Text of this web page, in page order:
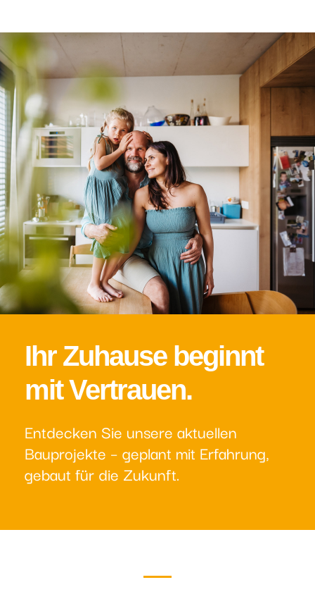
Ihr Zuhause beginnt
mit Vertrauen.
Entdecken Sie unsere aktuellen
Bauprojekte – geplant mit Erfahrung,
gebaut für die Zukunft.